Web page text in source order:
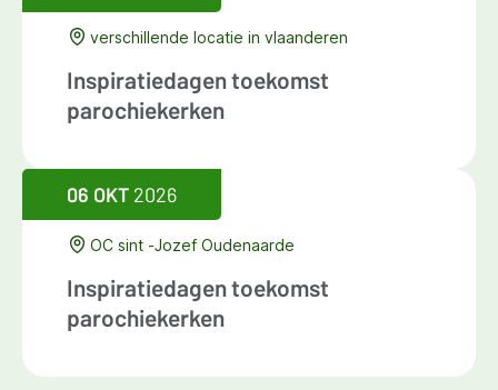
verschillende locatie in vlaanderen
Inspiratiedagen toekomst
parochiekerken
06 OKT 2026
OC sint -Jozef Oudenaarde
Inspiratiedagen toekomst
parochiekerken